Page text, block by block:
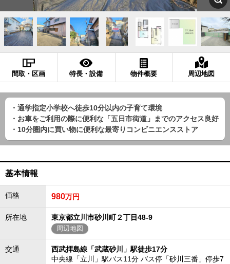
間取・区画 特長・設備 物件概要 周辺地図
・通学指定小学校へ徒歩10分以内の子育て環境
・お車をご利用の際に便利な「五日市街道」までのアクセス良好
・10分圏内に買い物に便利な最寄りコンビニエンスストア
基本情報
価格 980万円
所在地 東京都立川市砂川町２丁目48-9
周辺地図
交通
西武拝島線「武蔵砂川」駅徒歩17分
中央線「立川」駅バス11分 バス停「砂川三番」停歩7